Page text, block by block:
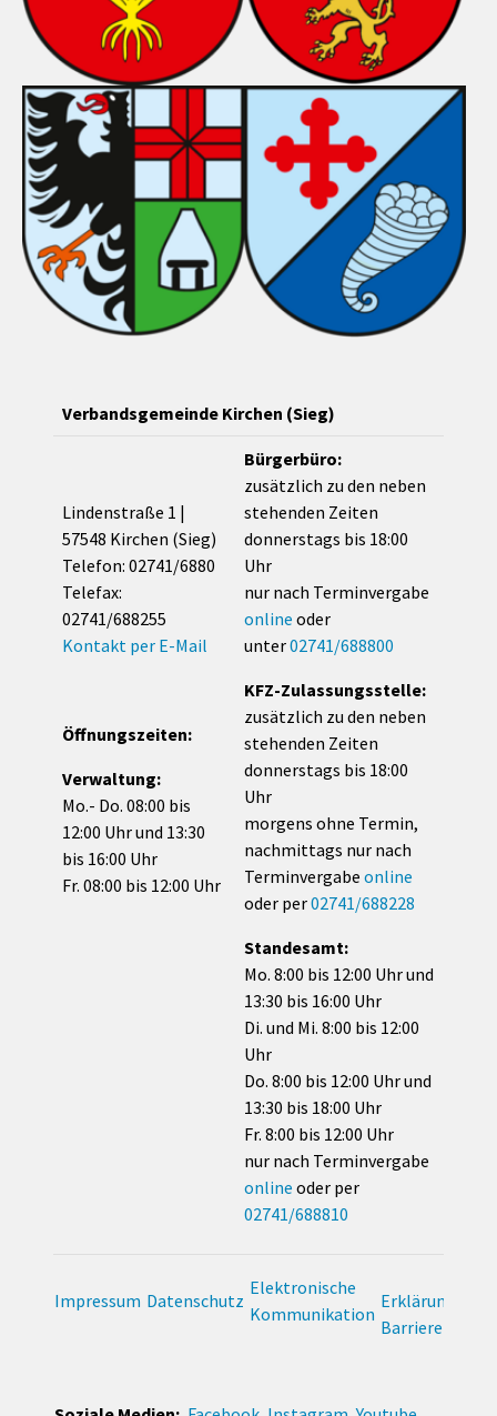
Verbandsgemeinde Kirchen (Sieg)
Lindenstraße 1 |
57548 Kirchen (Sieg)
Telefon: 02741/6880
Telefax:
02741/688255
Kontakt per E-Mail
Öffnungszeiten:
Verwaltung:
Mo.- Do. 08:00 bis
12:00 Uhr und 13:30
bis 16:00 Uhr
Fr. 08:00 bis 12:00 Uhr
Bürgerbüro:
zusätzlich zu den neben
stehenden Zeiten
donnerstags bis 18:00
Uhr
nur nach Terminvergabe
online oder
unter02741/688800
KFZ-Zulassungsstelle:
zusätzlich zu den neben
stehenden Zeiten
donnerstags bis 18:00
Uhr
morgens ohne Termin,
nachmittags nur nach
Terminvergabe online
oder per02741/688228
Standesamt:
Mo. 8:00 bis 12:00 Uhr und
13:30 bis 16:00 Uhr
Di. und Mi. 8:00 bis 12:00
Uhr
Do. 8:00 bis 12:00 Uhr und
13:30 bis 18:00 Uhr
Fr. 8:00 bis 12:00 Uhr
nur nach Terminvergabe
online oder per
02741/688810
Impressum Datenschutz
Elektronische
Kommunikation
Erklärung zur